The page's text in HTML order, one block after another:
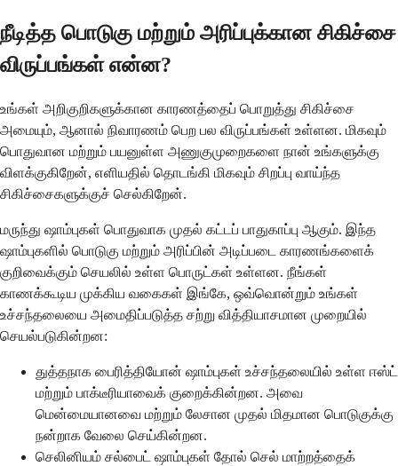
நீடித்த பொடுகு மற்றும் அரிப்புக்கான சிகிச்சை
விருப்பங்கள் என்ன?
உங்கள் அறிகுறிகளுக்கான காரணத்தைப் பொறுத்து சிகிச்சை
அமையும், ஆனால் நிவாரணம் பெற பல விருப்பங்கள் உள்ளன. மிகவும்
பொதுவான மற்றும் பயனுள்ள அணுகுமுறைகளை நான் உங்களுக்கு
விளக்குகிறேன், எளியதில் தொடங்கி மிகவும் சிறப்பு வாய்ந்த
சிகிச்சைகளுக்குச் செல்கிறேன்.
மருந்து ஷாம்புகள் பொதுவாக முதல் கட்டப் பாதுகாப்பு ஆகும். இந்த
ஷாம்புகளில் பொடுகு மற்றும் அரிப்பின் அடிப்படை காரணங்களைக்
குறிவைக்கும் செயலில் உள்ள பொருட்கள் உள்ளன. நீங்கள்
காணக்கூடிய முக்கிய வகைகள் இங்கே, ஒவ்வொன்றும் உங்கள்
உச்சந்தலையை அமைதிப்படுத்த சற்று வித்தியாசமான முறையில்
செயல்படுகின்றன:
துத்தநாக பைரித்தியோன் ஷாம்புகள் உச்சந்தலையில் உள்ள ஈஸ்ட்
மற்றும் பாக்டீரியாவைக் குறைக்கின்றன. அவை
மென்மையானவை மற்றும் லேசான முதல் மிதமான பொடுகுக்கு
நன்றாக வேலை செய்கின்றன.
செலினியம் சல்பைட் ஷாம்புகள் தோல் செல் மாற்றத்தைக்